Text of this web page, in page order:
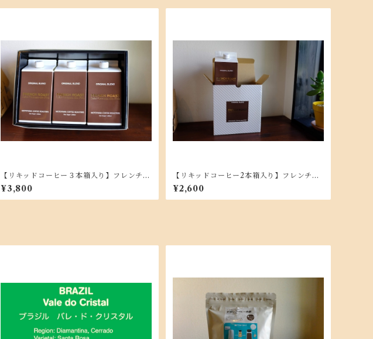
【リキッドコーヒー３本箱入り】フレンチブ
レンド サン・ジェルマン・デ・プレ 無
糖 1,000ml
¥3,800
【リキッドコーヒー2本箱入り】フレンチブ
レンド サン・ジェルマン・デ・プレ 無
糖 1,000ml
¥2,600